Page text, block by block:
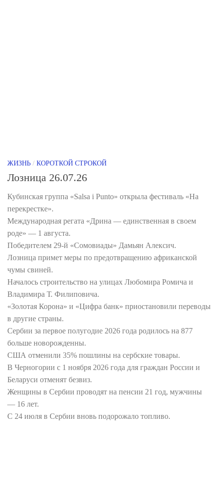
ЖИЗНЬ / КОРОТКОЙ СТРОКОЙ
Лозница 26.07.26
Кубинская группа «Salsa i Punto» открыла фестиваль «На
перекрестке».
Международная регата «Дрина — единственная в своем
роде» — 1 августа.
Победителем 29-й «Сомовиады» Дамьян Алексич.
Лозница примет меры по предотвращению африканской
чумы свиней.
Началось строительство на улицах Любомира Ромича и
Владимира Т. Филиповича.
«Золотая Корона» и «Цифра банк» приостановили переводы
в другие страны.
Сербии за первое полугодие 2026 года родилось на 877
больше новорожденны.
США отменили 35% пошлины на сербские товары.
В Черногории с 1 ноября 2026 года для граждан России и
Беларуси отменят безвиз.
Женщины в Сербии проводят на пенсии 21 год, мужчины
— 16 лет.
С 24 июля в Сербии вновь подорожало топливо.